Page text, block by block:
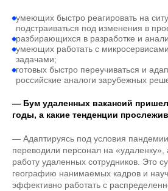
умеющих быстро реагировать на
подстраиваться под изменения в
разбирающихся в разработке и
умеющих работать с
задачами;
готовых быстро переучиваться и
российские аналоги зарубежных
— Бум удаленных вакансий
годы, а какие тенденции
— Адаптируясь под условия
переводили персонал на
работу удаленных сотрудников. Это
географию нанимаемых кадров и
эффективно работать с